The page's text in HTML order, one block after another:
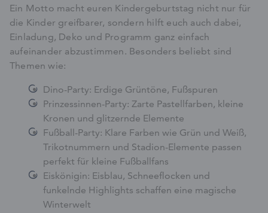
Ein Motto macht euren Kindergeburtstag nicht nur für
die Kinder greifbarer, sondern hilft euch auch dabei,
Einladung, Deko und Programm ganz einfach
aufeinander abzustimmen. Besonders beliebt sind
Themen wie:
Dino-Party: Erdige Grüntöne, Fußspuren
Prinzessinnen-Party: Zarte Pastellfarben, kleine
Kronen und glitzernde Elemente
Fußball-Party: Klare Farben wie Grün und Weiß,
Trikotnummern und Stadion-Elemente passen
perfekt für kleine Fußballfans
Eiskönigin: Eisblau, Schneeflocken und
funkelnde Highlights schaffen eine magische
Winterwelt